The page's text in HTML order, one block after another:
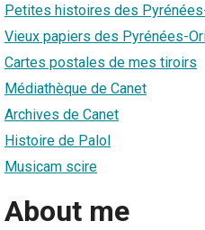
Petites histoires des
Vieux papiers des Pyrénées-
Cartes postales de mes tiroirs
Médiathèque de Canet
Archives de Canet
Histoire de Palol
Musicam scire
About me